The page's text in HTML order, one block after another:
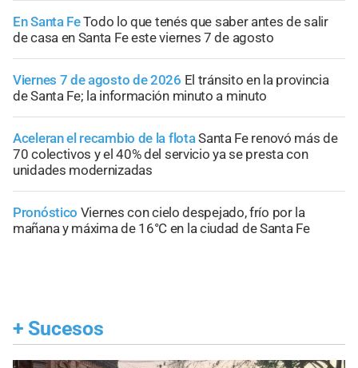
En Santa FeTodo lo que tenés que saber antes de salir
de casa en Santa Fe este viernes 7 de agosto
Viernes 7 de agosto de 2026 El tránsito en la provincia
de Santa Fe; la información minuto a minuto
Aceleran el recambio de la flotaSanta Fe renovó más de
70 colectivos y el 40% del servicio ya se presta con
unidades modernizadas
Pronóstico Viernes con cielo despejado, frío por la
mañana y máxima de 16°C en la ciudad de Santa Fe
+ Sucesos